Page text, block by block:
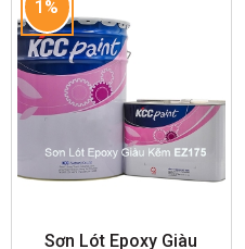
1%
Sơn Lót Epoxy Giàu